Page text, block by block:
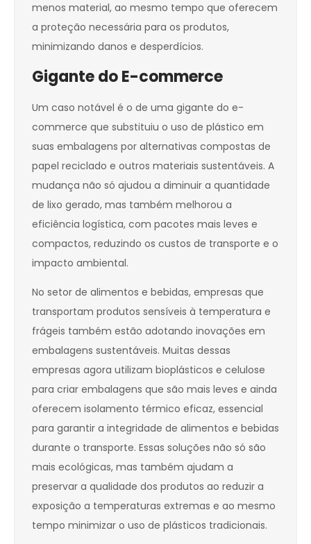
menos material, ao mesmo tempo que oferecem
a proteção necessária para os produtos,
minimizando danos e desperdícios.
Gigante do E-commerce
Um caso notável é o de uma gigante do e-
commerce que substituiu o uso de plástico em
suas embalagens por alternativas compostas de
papel reciclado e outros materiais sustentáveis. A
mudança não só ajudou a diminuir a quantidade
de lixo gerado, mas também melhorou a
eficiência logística, com pacotes mais leves e
compactos, reduzindo os custos de transporte e o
impacto ambiental.
No setor de alimentos e bebidas, empresas que
transportam produtos sensíveis à temperatura e
frágeis também estão adotando inovações em
embalagens sustentáveis. Muitas dessas
empresas agora utilizam bioplásticos e celulose
para criar embalagens que são mais leves e ainda
oferecem isolamento térmico eficaz, essencial
para garantir a integridade de alimentos e bebidas
durante o transporte. Essas soluções não só são
mais ecológicas, mas também ajudam a
preservar a qualidade dos produtos ao reduzir a
exposição a temperaturas extremas e ao mesmo
tempo minimizar o uso de plásticos tradicionais.